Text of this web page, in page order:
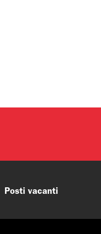
Posti vacanti